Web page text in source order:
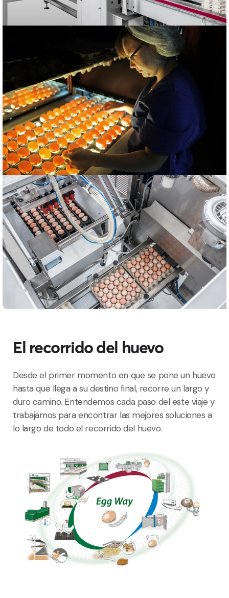
El recorrido del huevo
Desde el primer momento en que se pone un huevo
hasta que llega a su destino final, recorre un largo y
duro camino. Entendemos cada paso del este viaje y
trabajamos para encontrar las mejores soluciones a
lo largo de todo el recorrido del huevo.